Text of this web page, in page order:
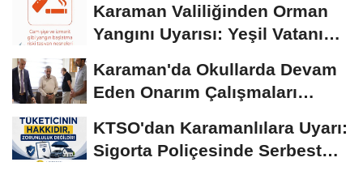
Seyrediyor
Karaman Valiliğinden Orman
Yangını Uyarısı: Yeşil Vatanı
Karaman'da Okullarda Devam
Eden Onarım Çalışmaları
KTSO'dan Karamanlılara Uyarı:
Sigorta Poliçesinde Serbest